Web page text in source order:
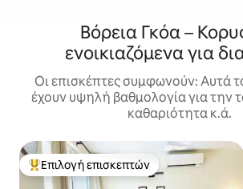
Βόρεια Γκόα –
ενοικιαζόμενα για
Οι επισκέπτες συμφωνούν: Αυτά
έχουν υψηλή βαθμολογία για την
καθαριότητα κ.ά.
Κορυφαία επιλογή επισκεπτών
Επιλογή επισκεπτών